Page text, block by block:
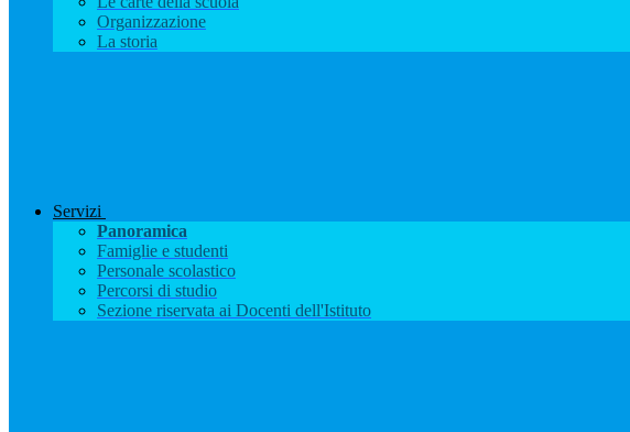
Organizzazione
La storia
Servizi
Panoramica
Famiglie e studenti
Personale scolastico
Percorsi di studio
Sezione riservata ai Docenti dell'Istituto